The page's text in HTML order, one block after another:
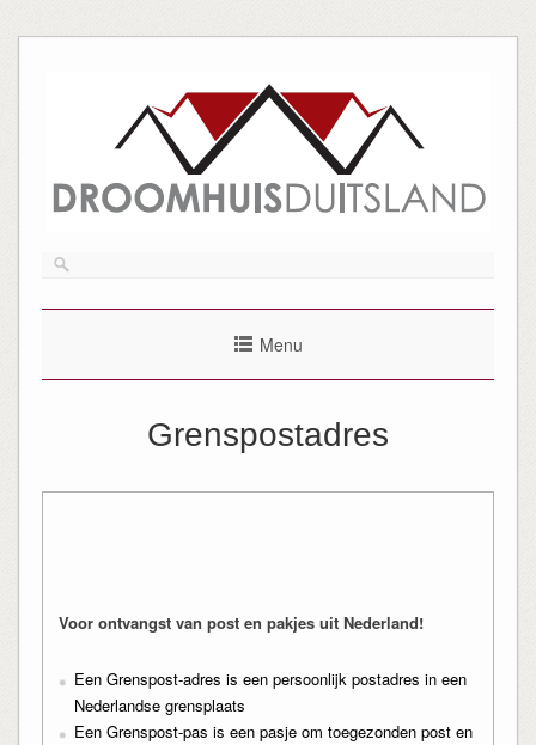
Menu
Grenspostadres
Voor ontvangst van post en pakjes uit Nederland!
Een Grenspost-adres is een persoonlijk postadres in een
Nederlandse grensplaats
Een Grenspost-pas is een pasje om toegezonden post en